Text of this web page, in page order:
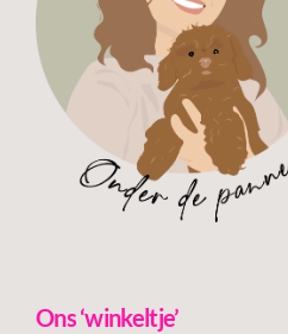
Ons ‘winkeltje’